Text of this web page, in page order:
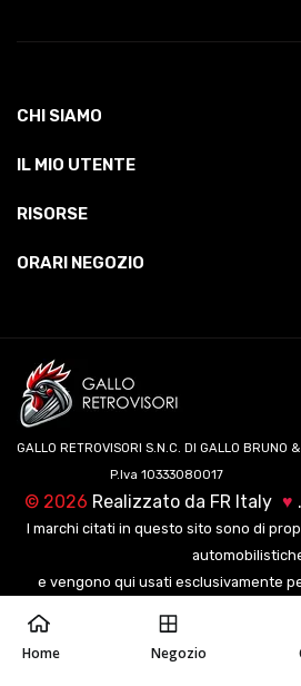
Home Negozio
CHI SIAMO
IL MIO UTENTE
RISORSE
ORARI NEGOZIO
GALLO RETROVISORI S.N.C. DI GALLO BRUNO &
P.Iva 10333080017
© 2026 Realizzato da FR Italy ♥
I marchi citati in questo sito sono di
e vengono qui usati esclusivamente